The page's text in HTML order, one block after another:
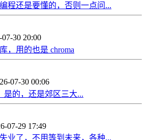
程还是要懂的，否则一点问...
07-30 20:00
，用的也是 chroma
07-30 00:06
是的，还是郊区三大...
07-29 17:49
业了，不用等到未来，各种...